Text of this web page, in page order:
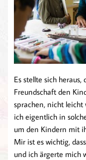
Es stellte sich heraus,
Freundschaft den
sprachen, nicht
ich eigentlich in
um den Kindern mit
Mir ist es wichtig,
und ich ärgerte mich